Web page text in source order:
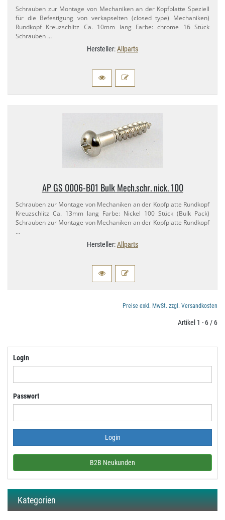
Schrauben zur Montage von Mechaniken an der Kopfplatte Speziell
für die Befestigung von verkapselten (closed type) Mechaniken)
Rundkopf Kreuzschlitz Ca. 10mm lang Farbe: chrome 16 Stück
Schrauben …
Hersteller:Allparts
AP GS 0006-​B01 Bulk Mech.​schr. nick. 100
Schrauben zur Montage von Mechaniken an der Kopfplatte Rundkopf
Kreuzschlitz Ca. 13mm lang Farbe: Nickel 100 Stück (Bulk Pack)
Schrauben zur Montage von Mechaniken an der Kopfplatte Rundkopf
…
Hersteller:Allparts
Preise exkl. MwSt. zzgl. Versandkosten
Artikel 1 - 6 / 6
Login
Passwort
B2B Neukunden
Kategorien